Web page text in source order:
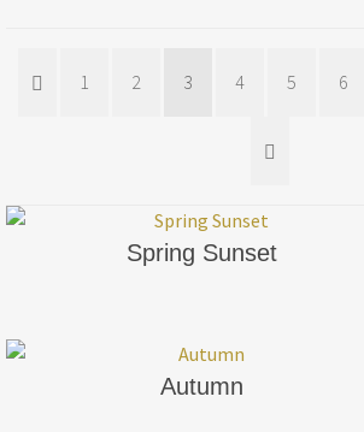
1 2 3 4 5 6
Spring Sunset
Autumn